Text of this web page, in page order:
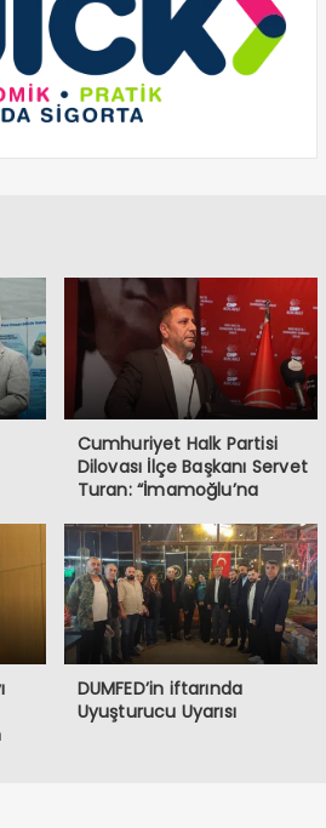
Cumhuriyet Halk Partisi
Dilovası İlçe Başkanı Servet
Turan: “İmamoğlu’na
Halkın İradesine
Müdahaledir”
DUMFED’in iftarında
Uyuşturucu Uyarısı